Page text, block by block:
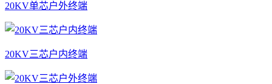
20KV单芯户外终端
20KV三芯户内终端